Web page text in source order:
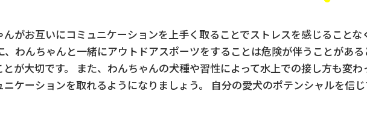
がお互いにコミュニケーションを上手く取ることでストレスを感じることな
、わんちゃんと一緒にアウトドアスポーツをすることは危険が伴うことがあ
が大切です。 また、わんちゃんの犬種や習性によって水上での接し方も変わ
ケーションを取れるようになりましょう。 自分の愛犬のポテンシャルを信